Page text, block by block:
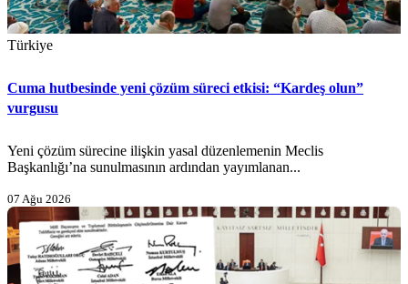
Türkiye
Cuma hutbesinde yeni çözüm süreci etkisi: “Kardeş olun”
vurgusu
Yeni çözüm sürecine ilişkin yasal düzenlemenin Meclis
Başkanlığı’na sunulmasının ardından yayımlanan...
07 Ağu 2026